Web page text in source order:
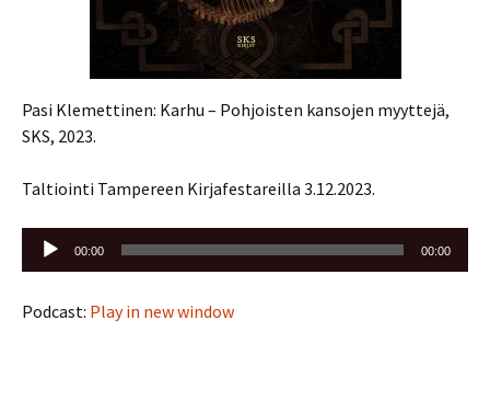
Pasi Klemettinen: Karhu – Pohjoisten kansojen myyttejä,
SKS, 2023.
Taltiointi Tampereen Kirjafestareilla 3.12.2023.
Äänitoistin
00:00 00:00
Podcast: Play in new window